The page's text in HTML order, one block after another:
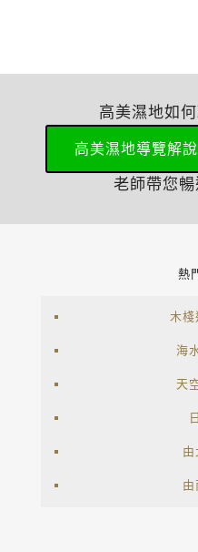
高美濕地如
高美濕地導覽解說
老師帶您暢
熱
木棧
海
天
由
由